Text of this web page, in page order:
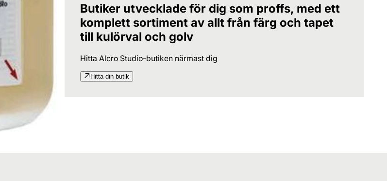
Butiker utvecklade för dig som proffs, med ett
komplett sortiment av allt från färg och tapet
till kulörval och golv
Hitta Alcro Studio-butiken närmast dig
Hitta din butik